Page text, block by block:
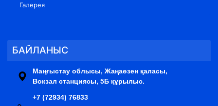
Галерея
БАЙЛАНЫС
Маңғыстау облысы, Жаңаөзен қаласы,
Вокзал станциясы, 5Б құрылыс.
+7 (72934) 76833